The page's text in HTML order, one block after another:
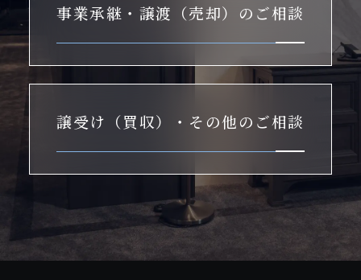
事業承継・譲渡（売却）のご相談
譲受け（買収）・その他のご相談